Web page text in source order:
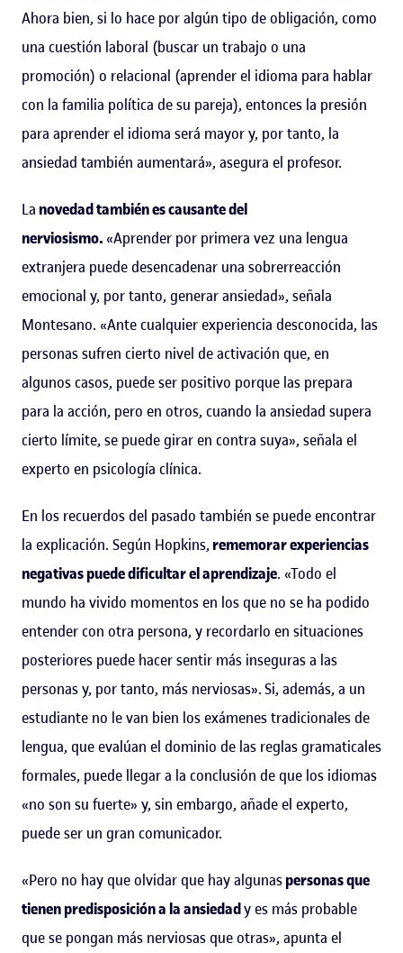
Ahora bien, si lo hace por algún tipo de obligación, como
una cuestión laboral (buscar un trabajo o una
promoción) o relacional (aprender el idioma para hablar
con la familia política de su pareja), entonces la presión
para aprender el idioma será mayor y, por tanto, la
ansiedad también aumentará», asegura el profesor.
La novedad también es causante del
nerviosismo. «Aprender por primera vez una lengua
extranjera puede desencadenar una sobrerreacción
emocional y, por tanto, generar ansiedad», señala
Montesano. «Ante cualquier experiencia desconocida, las
personas sufren cierto nivel de activación que, en
algunos casos, puede ser positivo porque las prepara
para la acción, pero en otros, cuando la ansiedad supera
cierto límite, se puede girar en contra suya», señala el
experto en psicología clínica.
En los recuerdos del pasado también se puede encontrar
la explicación. Según Hopkins, rememorar experiencias
negativas puede dificultar el aprendizaje. «Todo el
mundo ha vivido momentos en los que no se ha podido
entender con otra persona, y recordarlo en situaciones
posteriores puede hacer sentir más inseguras a las
personas y, por tanto, más nerviosas». Si, además, a un
estudiante no le van bien los exámenes tradicionales de
lengua, que evalúan el dominio de las reglas gramaticales
formales, puede llegar a la conclusión de que los idiomas
«no son su fuerte» y, sin embargo, añade el experto,
puede ser un gran comunicador.
«Pero no hay que olvidar que hay algunaspersonas que
tienen predisposición a la ansiedady es más probable
que se pongan más nerviosas que otras», apunta el